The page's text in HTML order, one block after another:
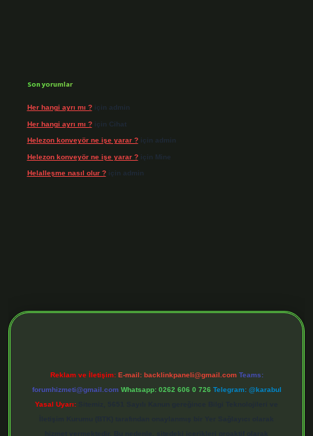
Son yorumlar
Her hangi ayrı mı ?için admin
Her hangi ayrı mı ?için Cihat
Helezon konveyör ne işe yarar ?için admin
Helezon konveyör ne işe yarar ?için Mine
Helalleşme nasıl olur ?için admin
Reklam ve İletişim: E-mail: backlinkpaneli@gmail.com Teams:
forumhizmeti@gmail.com Whatsapp: 0262 606 0 726 Telegram: @karabul
Yasal Uyarı: